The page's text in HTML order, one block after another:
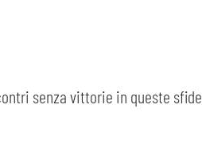
senza vittorie in queste sfide